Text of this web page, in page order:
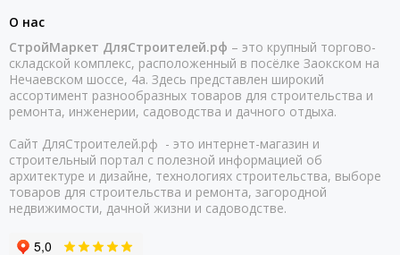
О нас
СтройМаркет ДляСтроителей.рф – это крупный торгово-
складской комплекс, расположенный в посёлке Заокском на
Нечаевском шоссе, 4а. Здесь представлен широкий
ассортимент разнообразных товаров для строительства и
ремонта, инженерии, садоводства и дачного отдыха.
Сайт ДляСтроителей.рф - это интернет-магазин и
строительный портал с полезной информацией об
архитектуре и дизайне, технологиях строительства, выборе
товаров для строительства и ремонта, загородной
недвижимости, дачной жизни и садоводстве.